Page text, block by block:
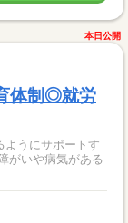
本日公開
体制◎就労
ようにサポートす
がいや病気がある